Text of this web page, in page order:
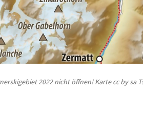
2022 nicht öffnen! Karte cc by sa